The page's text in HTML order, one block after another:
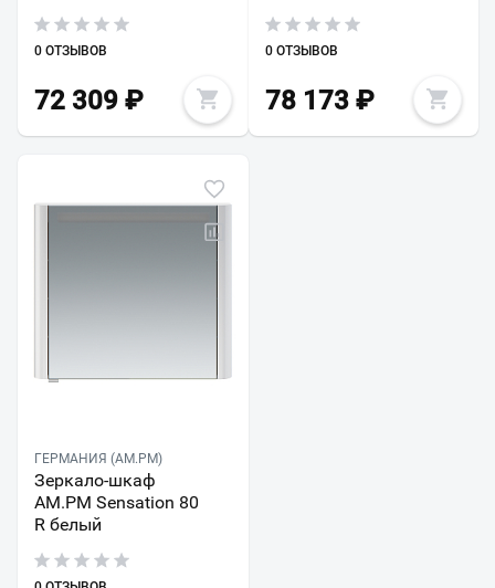
0 ОТЗЫВОВ
72 309 ₽
0 ОТЗЫВОВ
78 173₽
ГЕРМАНИЯ (AM.PM)
Зеркало-шкаф
AM.PM Sensation 80
R белый